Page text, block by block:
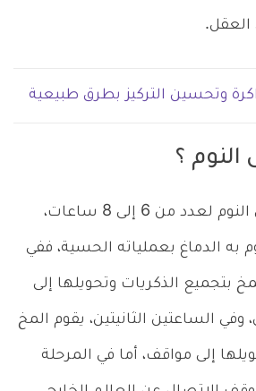
العقل.
وتحسين التركيز بطرق طبيعية
النوم ؟
يحتاج الأشخاص إلى النوم لعدد من 6 إلى 8 ساعات،
به الدماغ بعملياته الحسية، ففي
بتجميع الذكريات وتحويلها إلى
وفي الساعتين الثانيتين، يقوم المخ
إلى مواقف، أما في المرحلة